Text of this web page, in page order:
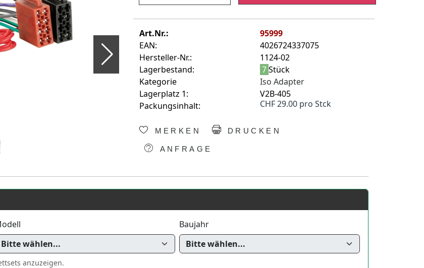
Art.Nr.:
95999
EAN:
4026724337075
Hersteller-Nr.:
1124-02
Lagerbestand:
7Stück
Kategorie
Iso Adapter
Lagerplatz 1:
V2B-405
Packungsinhalt:
CHF 29.00 pro Stck
MERKEN DRUCKEN
ANFRAGE
Baujahr
anzuzeigen.